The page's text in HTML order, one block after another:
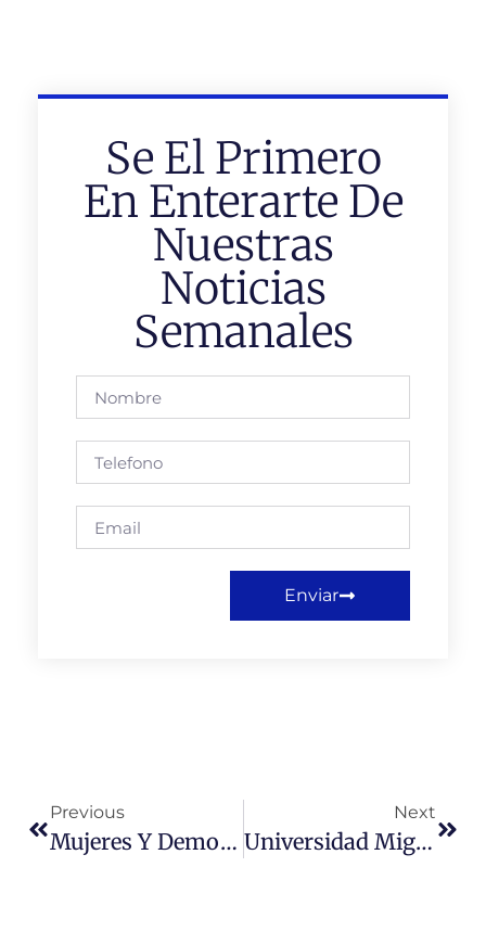
Se El Primero
En Enterarte De
Nuestras
Noticias
Semanales
Enviar
Previous
Mujeres Y Democracia: Avances Y Desafíos Pendientes.
Next
Universidad Miguel De Cervantes Reflexiona Sobre Protección De Datos Personales Y Perfilamiento Algorítmico